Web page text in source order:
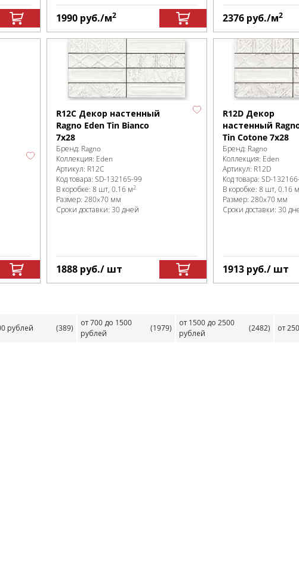
1990 руб./м2 2376 руб./м2
R12C Декор настенный
Ragno Eden Tin Bianco
7x28
Бренд: Ragno
Коллекция: Eden
Артикул: R12C
Код товара:SD-132165-99
В коробке:8 шт, 0.16 м2
Размер:280x70 мм
Сроки доставки: 30 дней
1888 руб./ шт
R12D Декор
настенный
Tin Cotone 7x28
Бренд: Ragno
Коллекция: Eden
Артикул: R12D
Код товара: SD-132166
В коробке: 8 шт, 0.16 м
Размер: 280x70 мм
Сроки доставки: 30
1913 руб./ шт
рублей (389)
от 700 до 1500
рублей
(1979)
от 1500 до 2500
рублей
(2482) от